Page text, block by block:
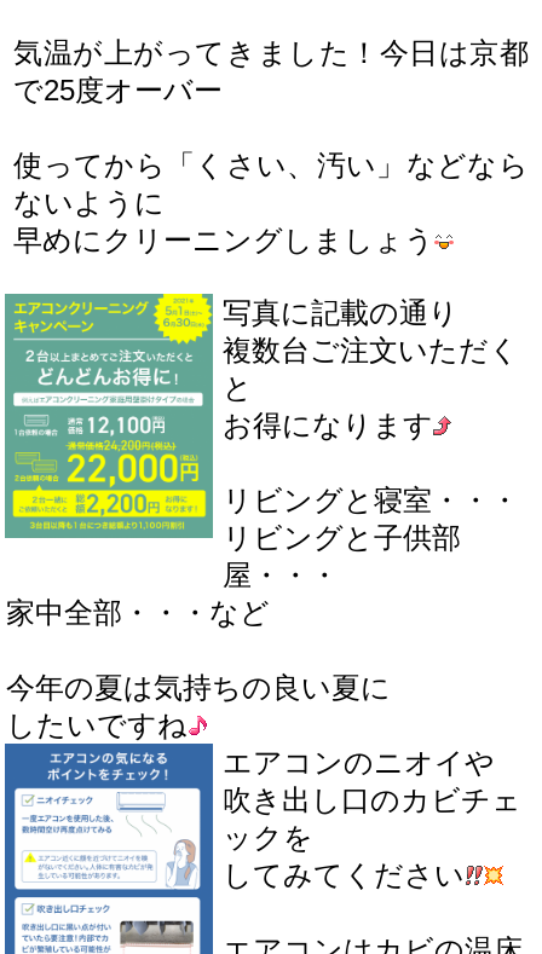
気温が上がってきました！今日は京都
で25度オーバー
使ってから「くさい、汚い」などなら
ないように
早めにクリーニングしましょう
写真に記載の通り
複数台ご注文いただく
と
お得になります
リビングと寝室・・・
リビングと子供部
屋・・・
家中全部・・・など
今年の夏は気持ちの良い夏に
したいですね
エアコンのニオイや
吹き出し口のカビチェ
ックを
してみてください